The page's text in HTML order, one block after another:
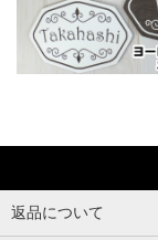
返品について